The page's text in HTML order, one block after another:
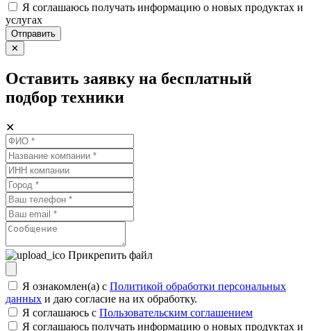
Я соглашаюсь получать информацию о новых продуктах и
услугах
Отправить
✕
Оставить заявку на бесплатный
подбор техники
✕
Прикрепить файл
Я ознакомлен(а) с Политикой обработки персональных
данных и даю согласие на их обработку.
Я соглашаюсь c Пользовательским соглашением
Я соглашаюсь получать информацию о новых продуктах и